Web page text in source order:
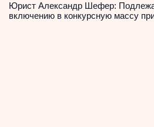
Юрист Александр Шефер:
включению в конкурсную массу